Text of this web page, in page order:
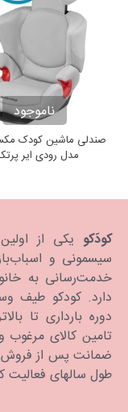
ناموجود
صندلی ماشین کودک
مدل رودی ایر
کودَکو یکی از
خدمت‌رسانی به
دارد. كودكو طیف
تامین کالای مرغوب
ضمانت پس از فروش
طول سالهای فعالیت